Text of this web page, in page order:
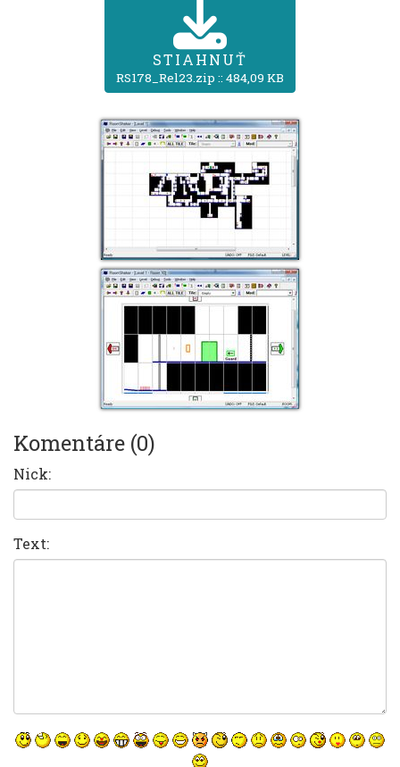
STIAHNUŤ
RS178_Rel23.zip :: 484,09 KB
Komentáre (0)
Nick:
Text: